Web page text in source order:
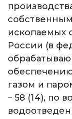
ископаемых
России (в
газом и
– 58 (14), по